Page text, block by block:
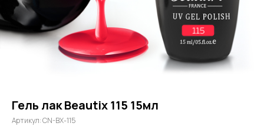
Гель лак Beautix 115 15мл
Артикул:CN-BX-115